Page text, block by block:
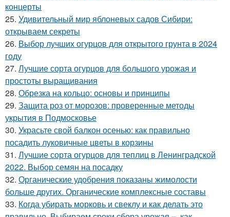
концерты
25. Удивительный мир яблоневых садов Сибири:
открываем секреты
26. Выбор лучших огурцов для открытого грунта в 2024
году
27. Лучшие сорта огурцов для большого урожая и
простоты выращивания
28. Обрезка на кольцо: основы и принципы
29. Защита роз от морозов: проверенные методы
укрытия в Подмосковье
30. Украсьте свой балкон осенью: как правильно
посадить луковичные цветы в корзины
31. Лучшие сорта огурцов для теплиц в Ленинградской
2022. Выбор семян на посадку
32. Органические удобрения показаны жимолости
больше других. Органические комплексные составы
33. Когда убирать морковь и свеклу и как делать это